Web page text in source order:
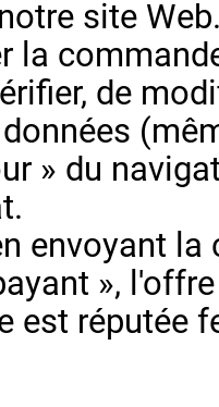
site
la
de
données
» du
envoyant
»,
est réputée